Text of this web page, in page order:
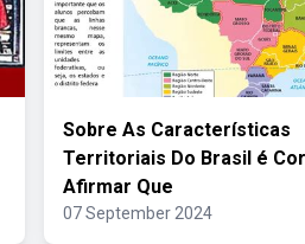
Sobre As Características
Territoriais Do Brasil é
Afirmar Que
07 September 2024